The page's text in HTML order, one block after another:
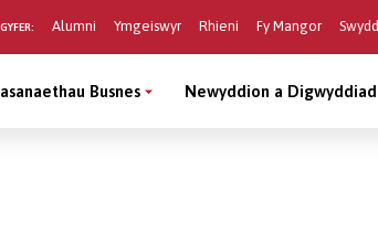
Alumni Ymgeiswyr Rhieni Fy Mangor
Gwasanaethau Busnes Newyddion a